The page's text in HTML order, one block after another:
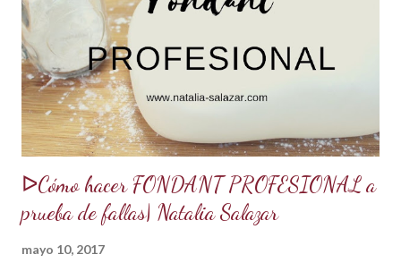
tortas y pasteles te quedarán húmedos y mucho más
sabrosos. Los jarabes pueden ser de diferentes sabores, de
acuerdo a los ingredientes que usemos. Aquí te comparto
una...
ᐅCómo hacer FONDANT PROFESIONAL a
prueba de fallas| Natalia Salazar
mayo 10, 2017